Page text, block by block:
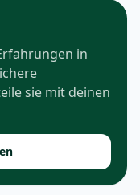
in
sie mit deinen